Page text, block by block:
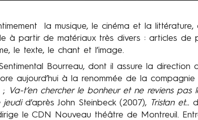
la musique, le cinéma et la
à partir de matériaux très divers : articles
le texte, le chant et l’image.
Bourreau, dont il assure la
aujourd’hui à la renommée de la
;
Va-t’en chercher le bonheur et ne reviens pas
jeudid’après John Steinbeck (2007), Tristan et…
le CDN Nouveau théâtre de Montreuil.